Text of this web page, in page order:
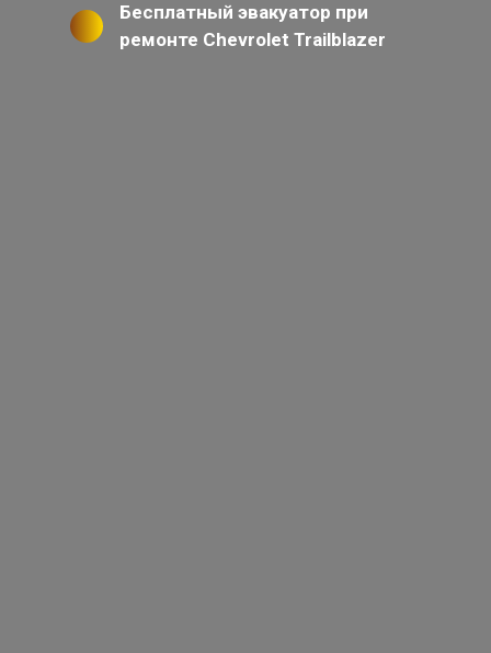
Бесплатный эвакуатор при
ремонте Chevrolet Trailblazer